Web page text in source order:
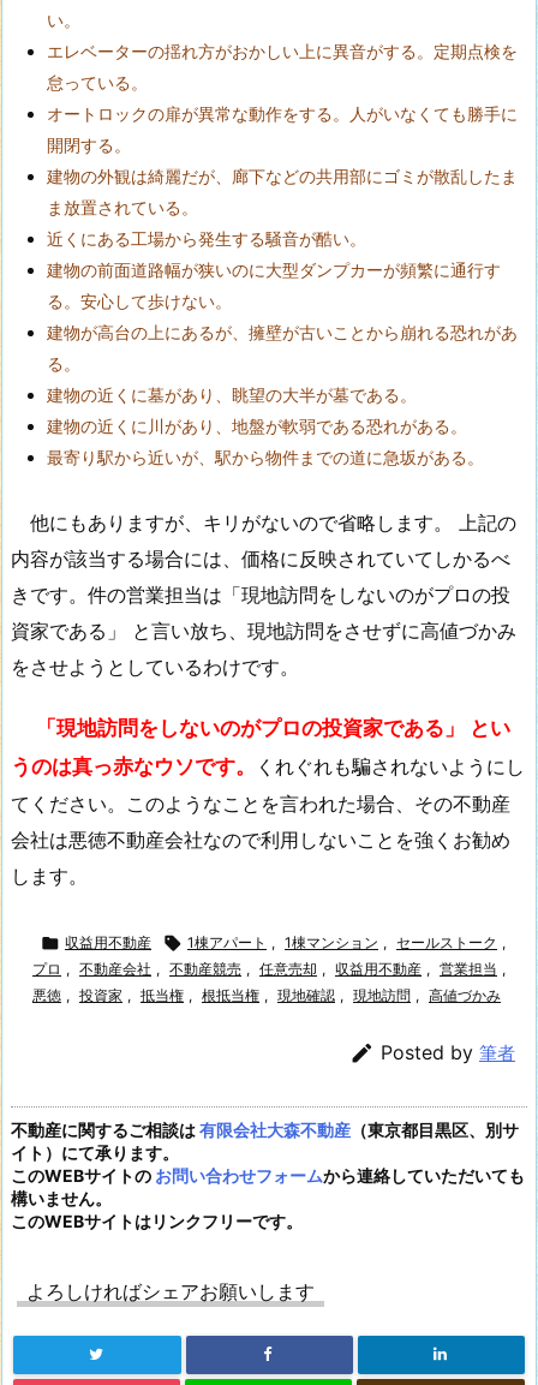
い。
エレベーターの揺れ方がおかしい上に異音がする。定期点検を
怠っている。
オートロックの扉が異常な動作をする。人がいなくても勝手に
開閉する。
建物の外観は綺麗だが、廊下などの共用部にゴミが散乱したま
ま放置されている。
近くにある工場から発生する騒音が酷い。
建物の前面道路幅が狭いのに大型ダンプカーが頻繁に通行す
る。安心して歩けない。
建物が高台の上にあるが、擁壁が古いことから崩れる恐れがあ
る。
建物の近くに墓があり、眺望の大半が墓である。
建物の近くに川があり、地盤が軟弱である恐れがある。
最寄り駅から近いが、駅から物件までの道に急坂がある。
他にもありますが、キリがないので省略します。 上記の
内容が該当する場合には、価格に反映されていてしかるべ
きです。件の営業担当は「現地訪問をしないのがプロの投
資家である」 と言い放ち、現地訪問をさせずに高値づかみ
をさせようとしているわけです。
「現地訪問をしないのがプロの投資家である」 とい
うのは真っ赤なウソです。
くれぐれも騙されないようにし
てください。このようなことを言われた場合、その不動産
会社は悪徳不動産会社なので利用しないことを強くお勧め
します。
 収益用不動産  1棟アパート , 1棟マンション , セールストーク ,
プロ , 不動産会社 , 不動産競売 , 任意売却 , 収益用不動産 , 営業担当 ,
悪徳 , 投資家 , 抵当権 , 根抵当権 , 現地確認 , 現地訪問 , 高値づかみ
 Posted by 筆者
不動産に関するご相談は有限会社大森不動産 （東京都目黒区、別サ
イト）にて承ります。
このWEBサイトの お問い合わせフォームから連絡していただいても
構いません。
このWEBサイトはリンクフリーです。
よろしければシェアお願いします